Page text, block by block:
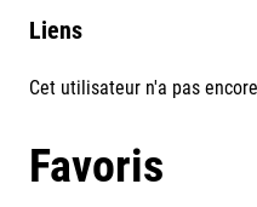
Liens
Cet utilisateur n'a pas
Favoris